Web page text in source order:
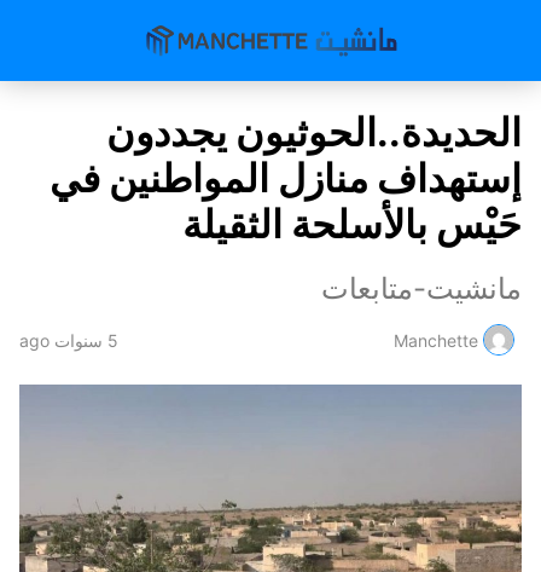
الحديدة..الحوثيون يجددون
إستهداف منازل المواطنين في
حَيْس بالأسلحة الثقيلة
مانشيت-متابعات
Manchette 5 سنوات ago